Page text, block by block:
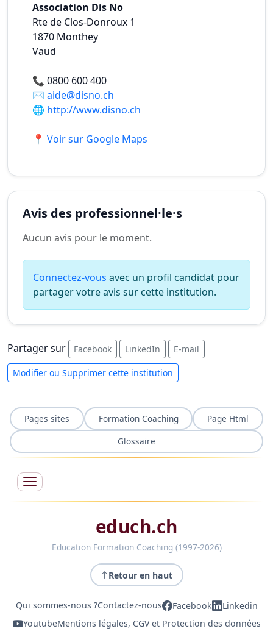
Association Dis No
Rte de Clos-Donroux 1
1870 Monthey
Vaud
📞 0800 600 400
✉️ aide@disno.ch
🌐 http://www.disno.ch
📍 Voir sur Google Maps
Avis des professionnel·le·s
Aucun avis pour le moment.
Connectez-vous avec un profil candidat pour
partager votre avis sur cette institution.
Partager sur Facebook LinkedIn E-mail
Modifier ou Supprimer cette institution
Pages sites Formation Coaching
Page Html
Glossaire
educh.ch
Education Formation Coaching (1997-2026)
Retour en haut
Qui sommes-nous ?Contactez-nous Facebook
Linkedin
YoutubeMentions légales, CGV et Protection des données